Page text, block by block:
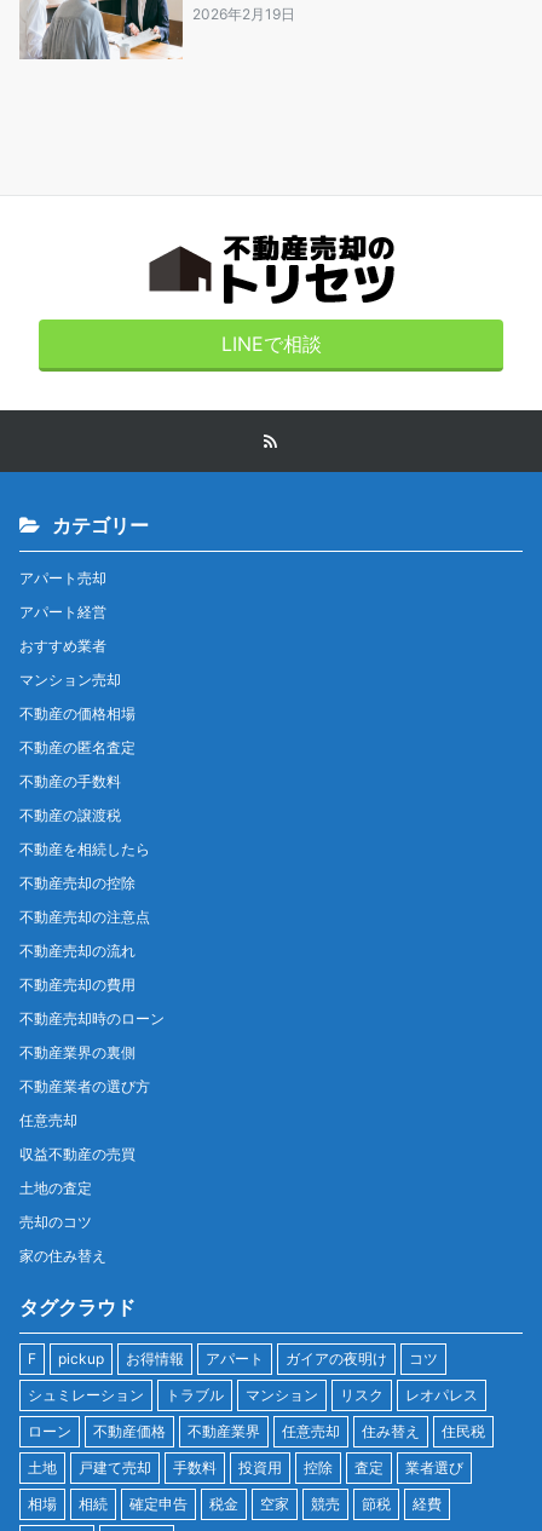
2026年2月19日
LINEで相談
カテゴリー
アパート売却
アパート経営
おすすめ業者
マンション売却
不動産の価格相場
不動産の匿名査定
不動産の手数料
不動産の譲渡税
不動産を相続したら
不動産売却の控除
不動産売却の注意点
不動産売却の流れ
不動産売却の費用
不動産売却時のローン
不動産業界の裏側
不動産業者の選び方
任意売却
収益不動産の売買
土地の査定
売却のコツ
家の住み替え
タグクラウド
F pickup お得情報 アパート ガイアの夜明け
コツ
シュミレーション
トラブル マンション リスク
レオパレス
ローン
不動産価格 不動産業界 任意売却 住み替え
住民税
土地
戸建て売却 手数料 投資用 控除 査定
業者選び
相場
相続 確定申告 税金 空家 競売 節税 経費